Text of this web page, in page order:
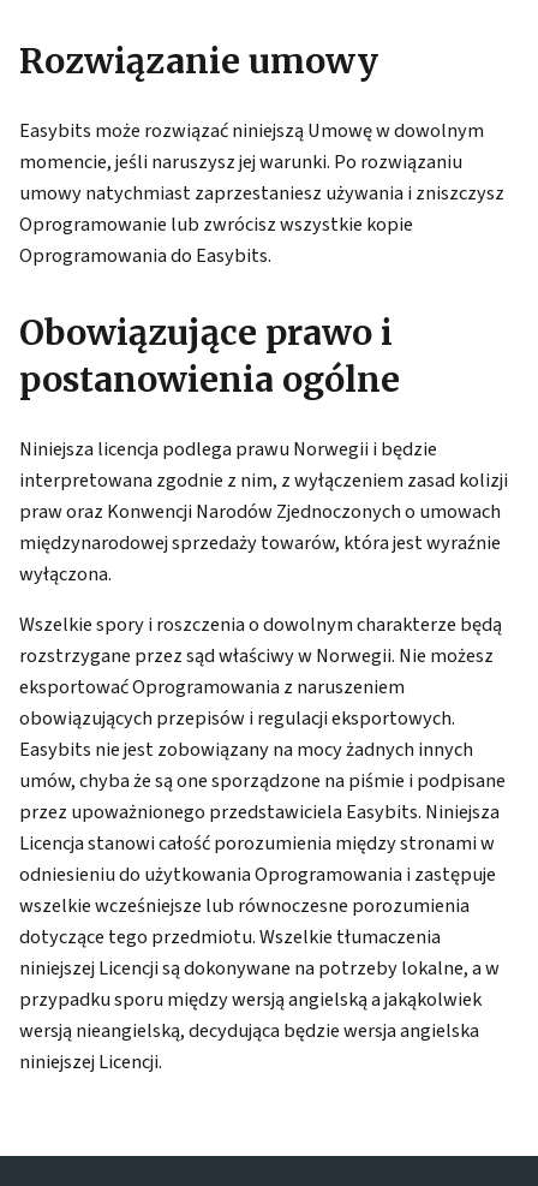
Rozwiązanie umowy
Easybits może rozwiązać niniejszą Umowę w dowolnym
momencie, jeśli naruszysz jej warunki. Po rozwiązaniu
umowy natychmiast zaprzestaniesz używania i zniszczysz
Oprogramowanie lub zwrócisz wszystkie kopie
Oprogramowania do Easybits.
Obowiązujące prawo i
postanowienia ogólne
Niniejsza licencja podlega prawu Norwegii i będzie
interpretowana zgodnie z nim, z wyłączeniem zasad kolizji
praw oraz Konwencji Narodów Zjednoczonych o umowach
międzynarodowej sprzedaży towarów, która jest wyraźnie
wyłączona.
Wszelkie spory i roszczenia o dowolnym charakterze będą
rozstrzygane przez sąd właściwy w Norwegii. Nie możesz
eksportować Oprogramowania z naruszeniem
obowiązujących przepisów i regulacji eksportowych.
Easybits nie jest zobowiązany na mocy żadnych innych
umów, chyba że są one sporządzone na piśmie i podpisane
przez upoważnionego przedstawiciela Easybits. Niniejsza
Licencja stanowi całość porozumienia między stronami w
odniesieniu do użytkowania Oprogramowania i zastępuje
wszelkie wcześniejsze lub równoczesne porozumienia
dotyczące tego przedmiotu. Wszelkie tłumaczenia
niniejszej Licencji są dokonywane na potrzeby lokalne, a w
przypadku sporu między wersją angielską a jakąkolwiek
wersją nieangielską, decydująca będzie wersja angielska
niniejszej Licencji.